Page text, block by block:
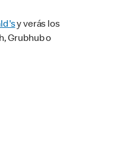
y verás los
Grubhub o